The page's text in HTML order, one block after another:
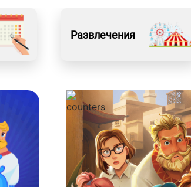
Развлечения